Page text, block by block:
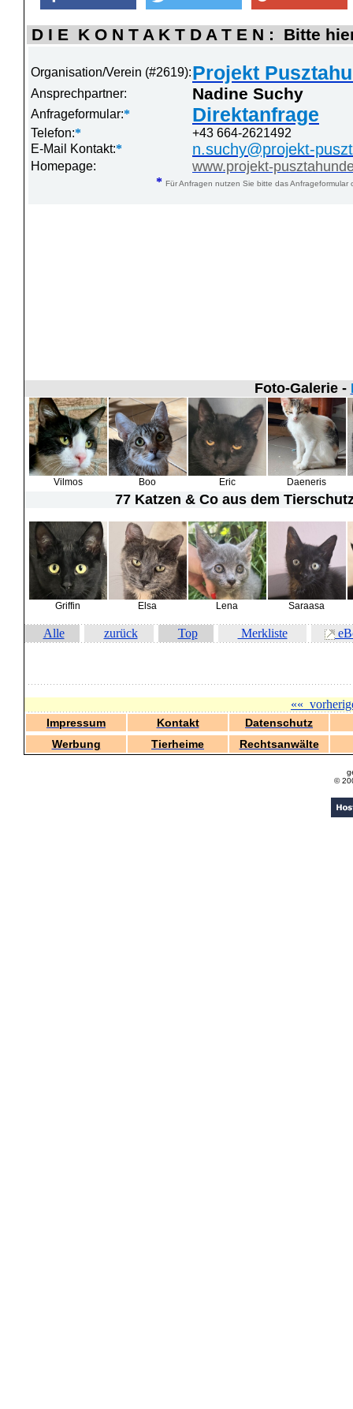
D I E K O N T A K T D A T E N : Bitte
Organisation/Verein (#2619):Projekt
Ansprechpartner: Nadine Suchy
Anfrageformular:* Direktanfrage
Telefon:*
+43 664-2621492
E-Mail Kontakt:* n.suchy@projekt-
Homepage: www.projekt-
* Für Anfragen nutzen Sie bitte das
Foto-Galerie -
Vilmos Boo Eric Daeneris
77 Katzen & Coaus dem
Griffin Elsa Lena Saraasa
Alle zurück Top Merkliste
««
Impressum Kontakt
Datenschutz
Werbung
Tierheime Rechtsanwälte
©